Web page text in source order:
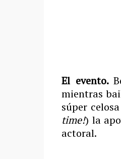
El evento.
mientras
súper
time!) la
actoral.